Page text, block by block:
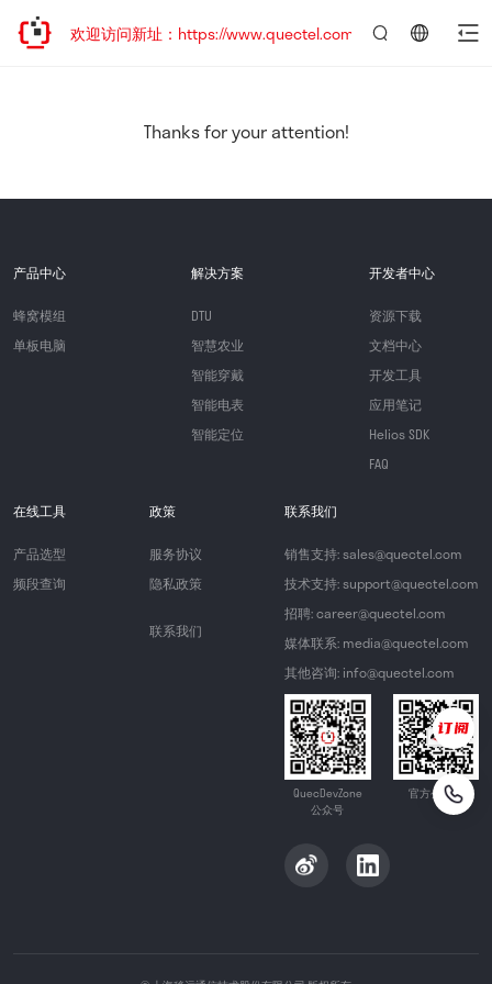
迁移，欢迎访问新址：https://www.quectel.com.cn
Thanks for your attention!
产品中心
蜂窝模组
单板电脑
解决方案
DTU
智慧农业
智能穿戴
智能电表
智能定位
开发者中心
资源下载
文档中心
开发工具
应用笔记
Helios SDK
FAQ
在线工具
产品选型
频段查询
政策
服务协议
隐私政策
联系我们
联系我们
销售支持: sales@quectel.com
技术支持: support@quectel.com
招聘: career@quectel.com
媒体联系: media@quectel.com
其他咨询: info@quectel.com
QuecDevZone
公众号
官方公众号